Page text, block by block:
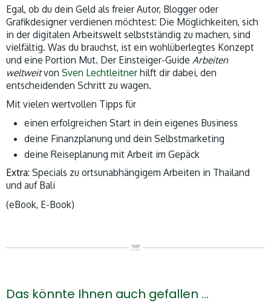
Egal, ob du dein Geld als freier Autor, Blogger oder
Grafikdesigner verdienen möchtest: Die Möglichkeiten, sich
in der digitalen Arbeitswelt selbstständig zu machen, sind
vielfältig. Was du brauchst, ist ein wohlüberlegtes Konzept
und eine Portion Mut. Der Einsteiger-Guide Arbeiten
weltweitvon Sven Lechtleitner hilft dir dabei, den
entscheidenden Schritt zu wagen.
Mit vielen wertvollen Tipps für
einen erfolgreichen Start in dein eigenes Business
deine Finanzplanung und dein Selbstmarketing
deine Reiseplanung mit Arbeit im Gepäck
Extra: Specials zu ortsunabhängigem Arbeiten in Thailand
und auf Bali
(eBook, E-Book)
Das könnte Ihnen auch gefallen …